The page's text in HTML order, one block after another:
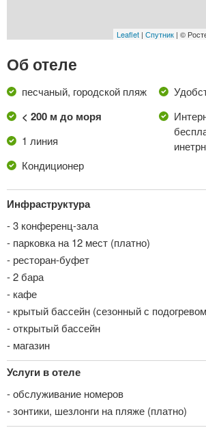
Leaflet | Спутник | ©
Об отеле
песчаный, городской пляж
< 200 м до моря
1 линия
Кондиционер
Инфраструктура
- 3 конференц-зала
- парковка на 12 мест (платно)
- ресторан-буфет
- 2 бара
- кафе
- крытый бассейн (сезонный с
- открытый бассейн
- магазин
Услуги в отеле
- обслуживание номеров
- зонтики, шезлонги на пляже (платно)